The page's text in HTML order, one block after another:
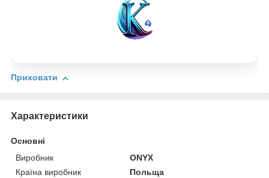
Приховати
Характеристики
Основні
Виробник
ONYX
Країна виробник
Польща